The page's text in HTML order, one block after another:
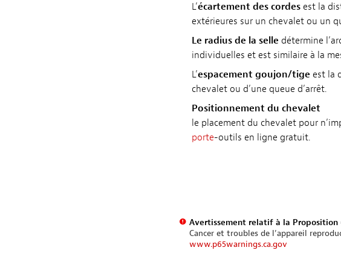
L’écartement des cordes est la
extérieures sur un chevalet ou un
Le radius de la selle détermine
individuelles et est similaire à la
L’espacement goujon/tige est la
chevalet ou d’une queue d’arrêt.
Positionnement du chevalet
le placement du chevalet pour
porte-outils en ligne gratuit.
Avertissement relatif à la Proposition
Cancer et troubles de l’appareil
www.p65warnings.ca.gov